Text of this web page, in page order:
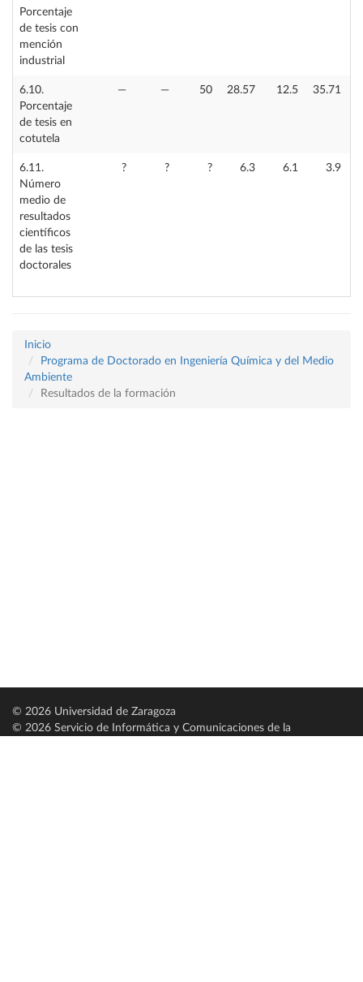
Porcentaje
de tesis con
mención
industrial
6.10.
Porcentaje
de tesis en
cotutela
— — 50 28.57 12.5 35.71
6.11.
Número
medio de
resultados
científicos
de las tesis
doctorales
? ? ? 6.3 6.1 3.9
Inicio
Programa de Doctorado en Ingeniería Química y del Medio
Ambiente
Resultados de la formación
© 2026 Universidad de Zaragoza
© 2026 Servicio de Informática y Comunicaciones de la